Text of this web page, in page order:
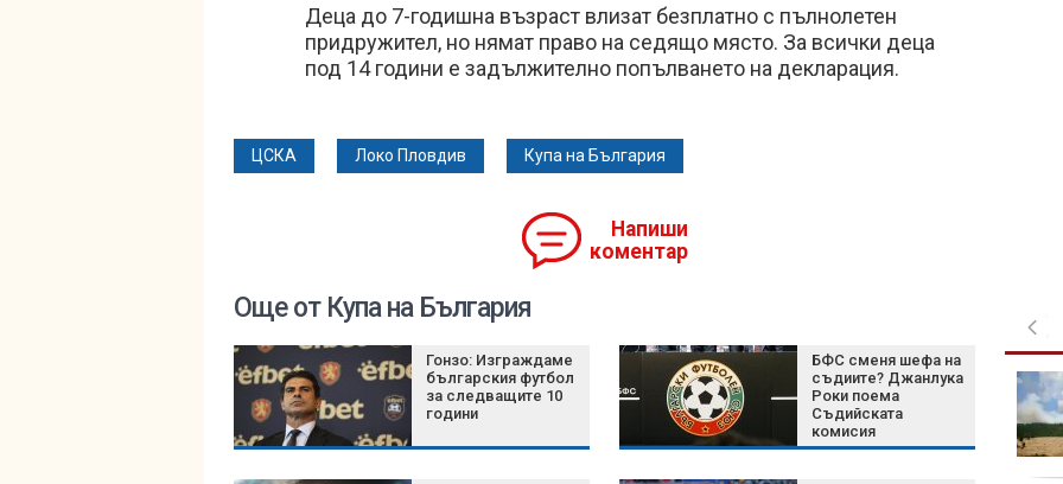
Деца до 7-годишна възраст влизат безплатно с пълнолетен
придружител, но нямат право на седящо място. За всички деца
под 14 години е задължително попълването на декларация.
ЦСКА Локо Пловдив Купа на България
Напиши
коментар
Още от Купа на България
Гонзо: Изграждаме
българския футбол
за следващите 10
години
БФС сменя шефа на
съдиите? Джанлука
Роки поема
Съдийската
комисия
Разруха и пожари в
Харков и Одеса след
руски атаки (СНИМКИ)